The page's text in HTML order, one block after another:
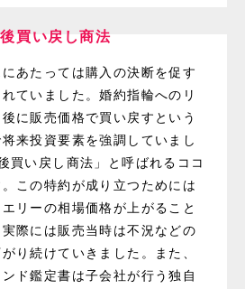
買い戻し商法
あたっては購入の決断を促す
ていました。婚約指輪へのリ
に販売価格で買い戻すという
来投資要素を強調していまし
買い戻し商法」と呼ばれるココ
この特約が成り立つためには
リーの相場価格が上がること
際には販売当時は不況などの
り続けていきました。また、
ド鑑定書は子会社が行う独自